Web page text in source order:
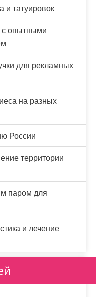
и татуировок
с опытными
для рекламных
на разных
России
территории
паром для
и лечение